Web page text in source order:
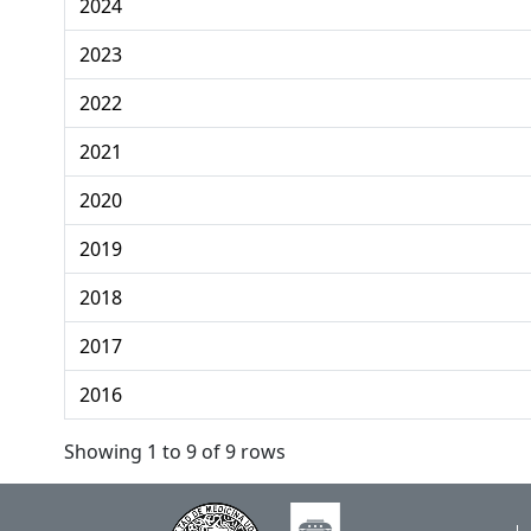
2024
2023
2022
2021
2020
2019
2018
2017
2016
Showing 1 to 9 of 9 rows